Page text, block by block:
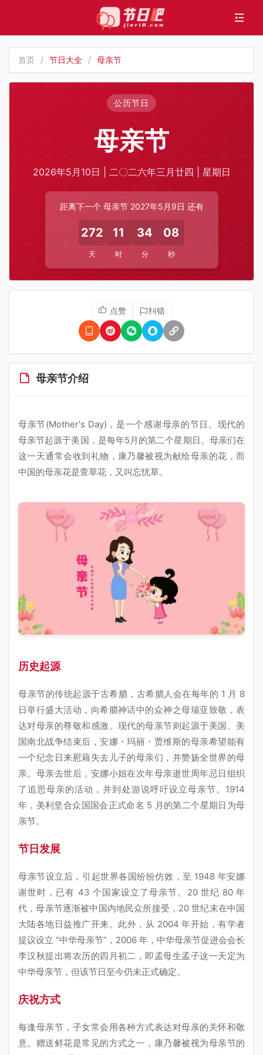
首页 / 节日大全 / 母亲节
公历节日
母亲节
2026年5月10日 | 二〇二六年三月廿四 | 星期日
距离下一个 母亲节 2027年5月9日 还有
272
天
11
时
34
分
08
秒
点赞 纠错
母亲节介绍
母亲节(Mother's Day)，是一个感谢母亲的节日。现代的
母亲节起源于美国，是每年5月的第二个星期日。母亲们在
这一天通常会收到礼物，康乃馨被视为献给母亲的花，而
中国的母亲花是萱草花，又叫忘忧草。
历史起源
母亲节的传统起源于古希腊，古希腊人会在每年的 1 月 8
日举行盛大活动，向希腊神话中的众神之母瑞亚致敬，表
达对母亲的尊敬和感激。现代的母亲节则起源于美国。美
国南北战争结束后，安娜・玛丽・贾维斯的母亲希望能有
一个纪念日来慰藉失去儿子的母亲们，并赞扬全世界的母
亲。母亲去世后，安娜小姐在次年母亲逝世周年忌日组织
了追思母亲的活动，并到处游说呼吁设立母亲节。1914
年，美利坚合众国国会正式命名 5 月的第二个星期日为母
亲节。
节日发展
母亲节设立后，引起世界各国纷纷仿效，至 1948 年安娜
谢世时，已有 43 个国家设立了母亲节。20 世纪 80 年
代，母亲节逐渐被中国内地民众所接受，20 世纪末在中国
大陆各地日益推广开来。此外，从 2004 年开始，有学者
提议设立 “中华母亲节”，2006 年，中华母亲节促进会会长
李汉秋提出将农历的四月初二，即孟母生孟子这一天定为
中华母亲节，但该节日至今仍未正式确定。
庆祝方式
每逢母亲节，子女常会用各种方式表达对母亲的关怀和敬
意。赠送鲜花是常见的方式之一，康乃馨被视为母亲节的